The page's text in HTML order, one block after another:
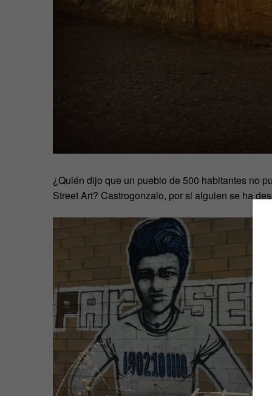
¿Quién dijo que un pueblo de 500 habitantes no
Street Art? Castrogonzalo, por si alguien se ha